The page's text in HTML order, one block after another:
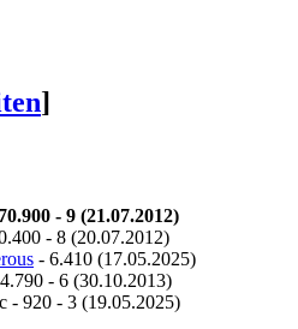
]
- 9 (21.07.2012)
- 8 (20.07.2012)
- 6.410 (17.05.2025)
- 6 (30.10.2013)
- 920 - 3 (19.05.2025)